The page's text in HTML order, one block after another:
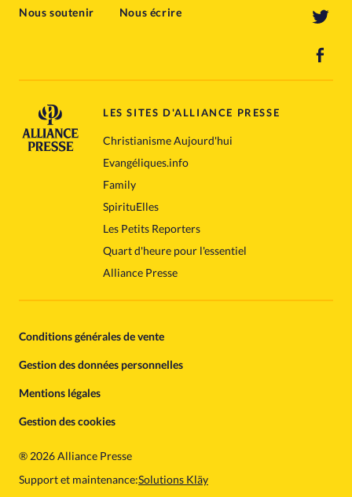
Nous soutenir Nous écrire
LES SITES D'ALLIANCE PRESSE
Christianisme Aujourd'hui
Evangéliques.info
Family
SpirituElles
Les Petits Reporters
Quart d'heure pour l'essentiel
Alliance Presse
Conditions générales de vente
Gestion des données personnelles
Mentions légales
Gestion des cookies
® 2026 Alliance Presse
Support et maintenance:Solutions Kläy